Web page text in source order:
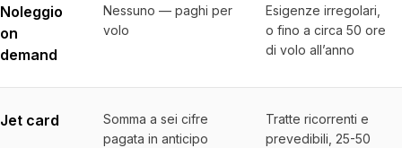
Noleggio
on
demand
Nessuno — paghi per
volo
Esigenze irregolari,
o fino a circa 50 ore
di volo all’anno
Jet card
Somma a sei cifre
pagata in anticipo
Tratte ricorrenti e
prevedibili, 25-50